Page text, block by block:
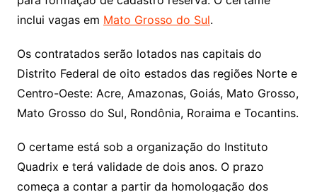
inclui vagas em Mato Grosso do Sul.
Os contratados serão lotados nas capitais do
Distrito Federal de oito estados das regiões Norte e
Centro-Oeste: Acre, Amazonas, Goiás, Mato Grosso,
Mato Grosso do Sul, Rondônia, Roraima e Tocantins.
O certame está sob a organização do Instituto
Quadrix e terá validade de dois anos. O prazo
começa a contar a partir da homologação dos